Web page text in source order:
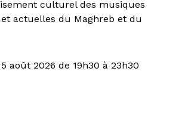
culturel des musiques
actuelles du Maghreb et du
août 2026 de 19h30 à 23h30